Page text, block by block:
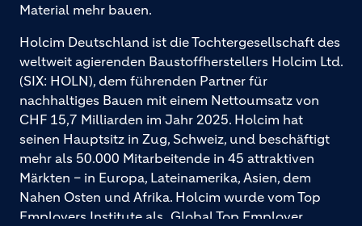
Material mehr bauen.
Holcim Deutschland ist die Tochtergesellschaft des
weltweit agierenden Baustoffherstellers Holcim Ltd.
(SIX: HOLN), dem führenden Partner für
nachhaltiges Bauen mit einem Nettoumsatz von
CHF 15,7 Milliarden im Jahr 2025. Holcim hat
seinen Hauptsitz in Zug, Schweiz, und beschäftigt
mehr als 50.000 Mitarbeitende in 45 attraktiven
Märkten – in Europa, Lateinamerika, Asien, dem
Nahen Osten und Afrika. Holcim wurde vom Top
Employers Institute als „Global Top Employer